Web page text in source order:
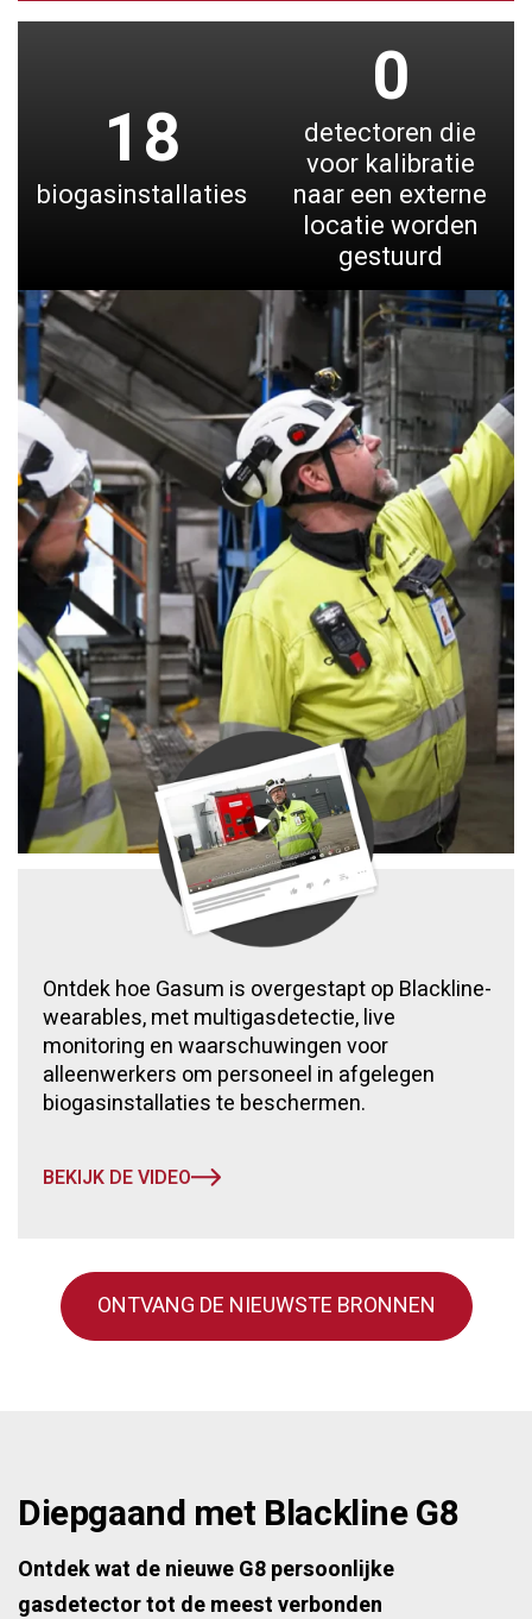
Ontdek hoe Gasum is overgestapt op Blackline-
wearables, met multigasdetectie, live
monitoring en waarschuwingen voor
alleenwerkers om personeel in afgelegen
biogasinstallaties te beschermen.
BEKIJK DE VIDEO
18
biogasinstallaties
0
detectoren die
voor kalibratie
naar een externe
locatie worden
gestuurd
ONTVANG DE NIEUWSTE BRONNEN
Diepgaand met Blackline G8
Ontdek wat de nieuwe G8 persoonlijke
gasdetector tot de meest verbonden